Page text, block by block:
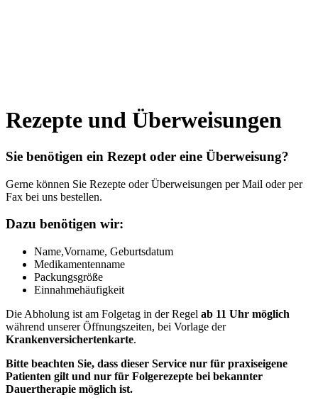
Rezepte und Überweisungen
Sie benötigen ein Rezept oder eine Überweisung?
Gerne können Sie Rezepte oder Überweisungen per Mail oder per
Fax bei uns bestellen.
Dazu benötigen wir:
Name,Vorname, Geburtsdatum
Medikamentenname
Packungsgröße
Einnahmehäufigkeit
Die Abholung ist am Folgetag in der Regel ab 11 Uhr möglich
während unserer Öffnungszeiten, bei Vorlage der
Krankenversichertenkarte.
Bitte beachten Sie, dass dieser Service nur für praxiseigene
Patienten gilt und nur für Folgerezepte bei bekannter
Dauertherapie möglich ist.